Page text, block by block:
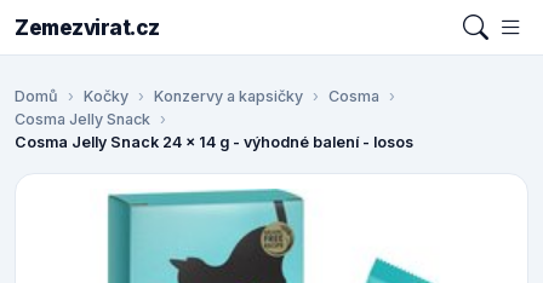
Zemezvirat.cz
Domů Kočky Konzervy a kapsičky
Cosma
Cosma Jelly Snack
Cosma Jelly Snack 24 x 14 g - výhodné balení - losos